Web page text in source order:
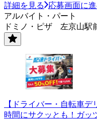
詳細を見る
応募画面に
アルバイト・パート
ドミノ・ピザ 左京山駅
【ドライバー・自転車
時間にサクッとも！ガ